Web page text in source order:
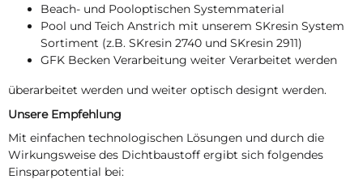
Beach- und Pooloptischen Systemmaterial
Pool und Teich Anstrich mit unserem SKresin System
Sortiment (z.B. SKresin 2740 und SKresin 2911)
GFK Becken Verarbeitung weiter Verarbeitet werden
überarbeitet werden und weiter optisch designt werden.
Unsere Empfehlung
Mit einfachen technologischen Lösungen und durch die
Wirkungsweise des Dichtbaustoff ergibt sich folgendes
Einsparpotential bei: